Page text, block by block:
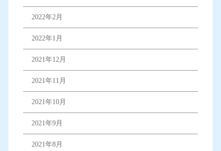
2022年2月
2022年1月
2021年12月
2021年11月
2021年10月
2021年9月
2021年8月